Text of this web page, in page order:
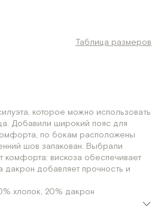
Таблица размеров
которое можно использовать
Добавили широкий пояс для
по бокам расположены
шов запакован. Выбрали
комфорта: вискоза обеспечивает
дакрон добавляет прочность и
хлопок, 20% дакрон